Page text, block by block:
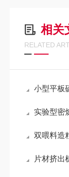
相关
RELATED
小型平板硫
实验型密炼
双喂料造
片材挤出机